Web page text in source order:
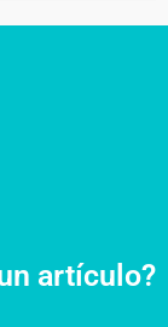
artículo?